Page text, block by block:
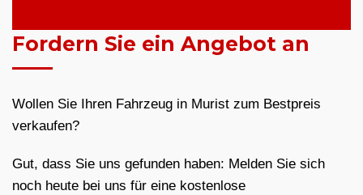
Fordern Sie ein Angebot an
Wollen Sie Ihren Fahrzeug in Murist zum Bestpreis
verkaufen?
Gut, dass Sie uns gefunden haben: Melden Sie sich
noch heute bei uns für eine kostenlose